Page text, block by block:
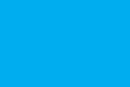
installed
floor and in the
equipped with a